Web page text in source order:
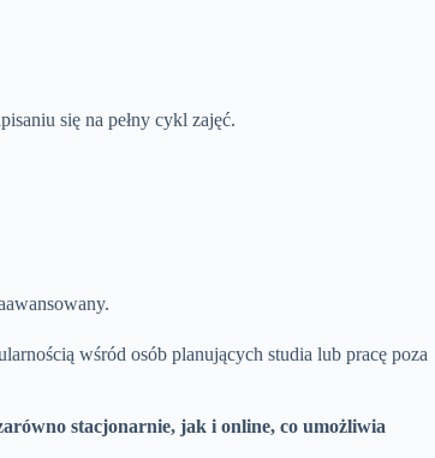
się na pełny cykl zajęć.
wśród osób planujących studia lub pracę poza
stacjonarnie, jak i online, co umożliwia